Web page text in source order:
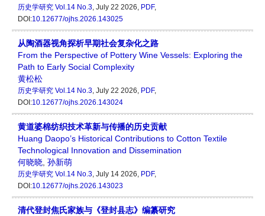
历史学研究 Vol.14 No.3, July 22 2026, PDF,
DOI:10.12677/ojhs.2026.143025
从陶酒器视角探析早期社会复杂化之路
From the Perspective of Pottery Wine Vessels: Exploring the
Path to Early Social Complexity
黄松松
历史学研究 Vol.14 No.3, July 22 2026, PDF,
DOI:10.12677/ojhs.2026.143024
黄道婆棉纺织技术革新与传播的历史贡献
Huang Daopo’s Historical Contributions to Cotton Textile
Technological Innovation and Dissemination
何晓晓 孙新萌
历史学研究 Vol.14 No.3, July 14 2026, PDF,
DOI:10.12677/ojhs.2026.143023
清代登封焦氏家族与《登封县志》编纂研究